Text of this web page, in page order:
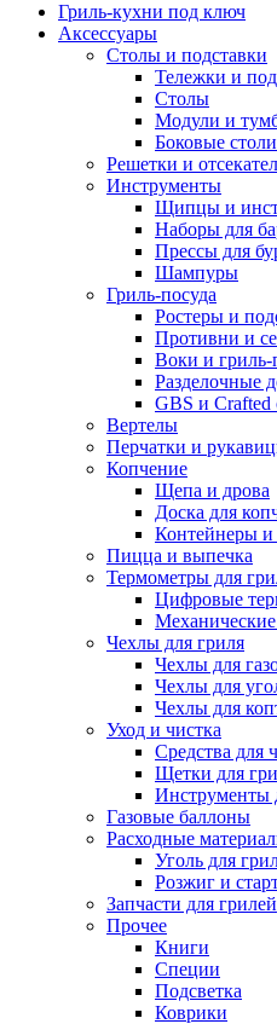
Гриль-кухни под ключ
Аксессуары
Столы и подставки
Тележки и
Столы
Модули и
Боковые
Решетки и
Инструменты
Щипцы и
Наборы для
Прессы для
Шампуры
Гриль-посуда
Ростеры и
Противни и
Воки и гриль-
Разделочные
GBS и Crafted
Вертелы
Перчатки и
Копчение
Щепа и дрова
Доска для
Контейнеры и
Пицца и выпечка
Термометры для
Цифровые
Чехлы для гриля
Чехлы для
Чехлы для
Чехлы для
Уход и чистка
Средства для
Щетки для
Инструменты
Газовые баллоны
Расходные
Уголь для
Розжиг и
Запчасти для грилей
Прочее
Книги
Специи
Подсветка
Коврики